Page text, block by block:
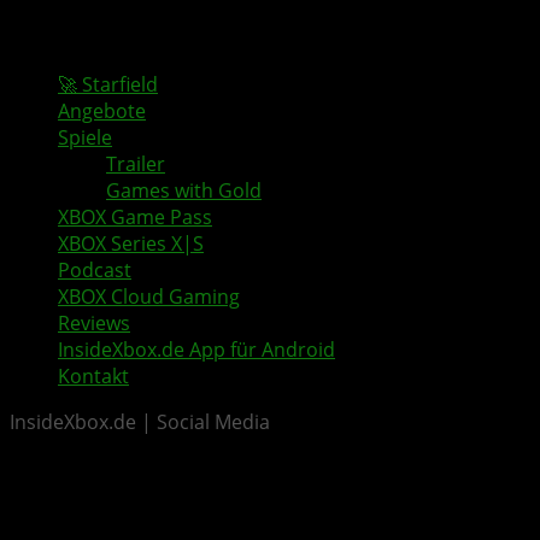
🚀 Starfield
Angebote
Spiele
Trailer
Games with Gold
XBOX Game Pass
XBOX Series X|S
Podcast
XBOX Cloud Gaming
Reviews
InsideXbox.de App für Android
Kontakt
InsideXbox.de | Social Media